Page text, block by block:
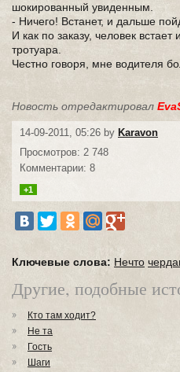
шокированный увиденным.
- Ничего! Встанет, и дальше
И как по заказу, человек
тротуара.
Честно говоря, мне водителя
Новость отредактировал
14-09-2011, 05:26 by Karavon
Просмотров: 2 748
Комментарии: 8
+1
Ключевые слова: Нечто
Другие, подобные
Кто там ходит?
Не та
Гость
Шаги